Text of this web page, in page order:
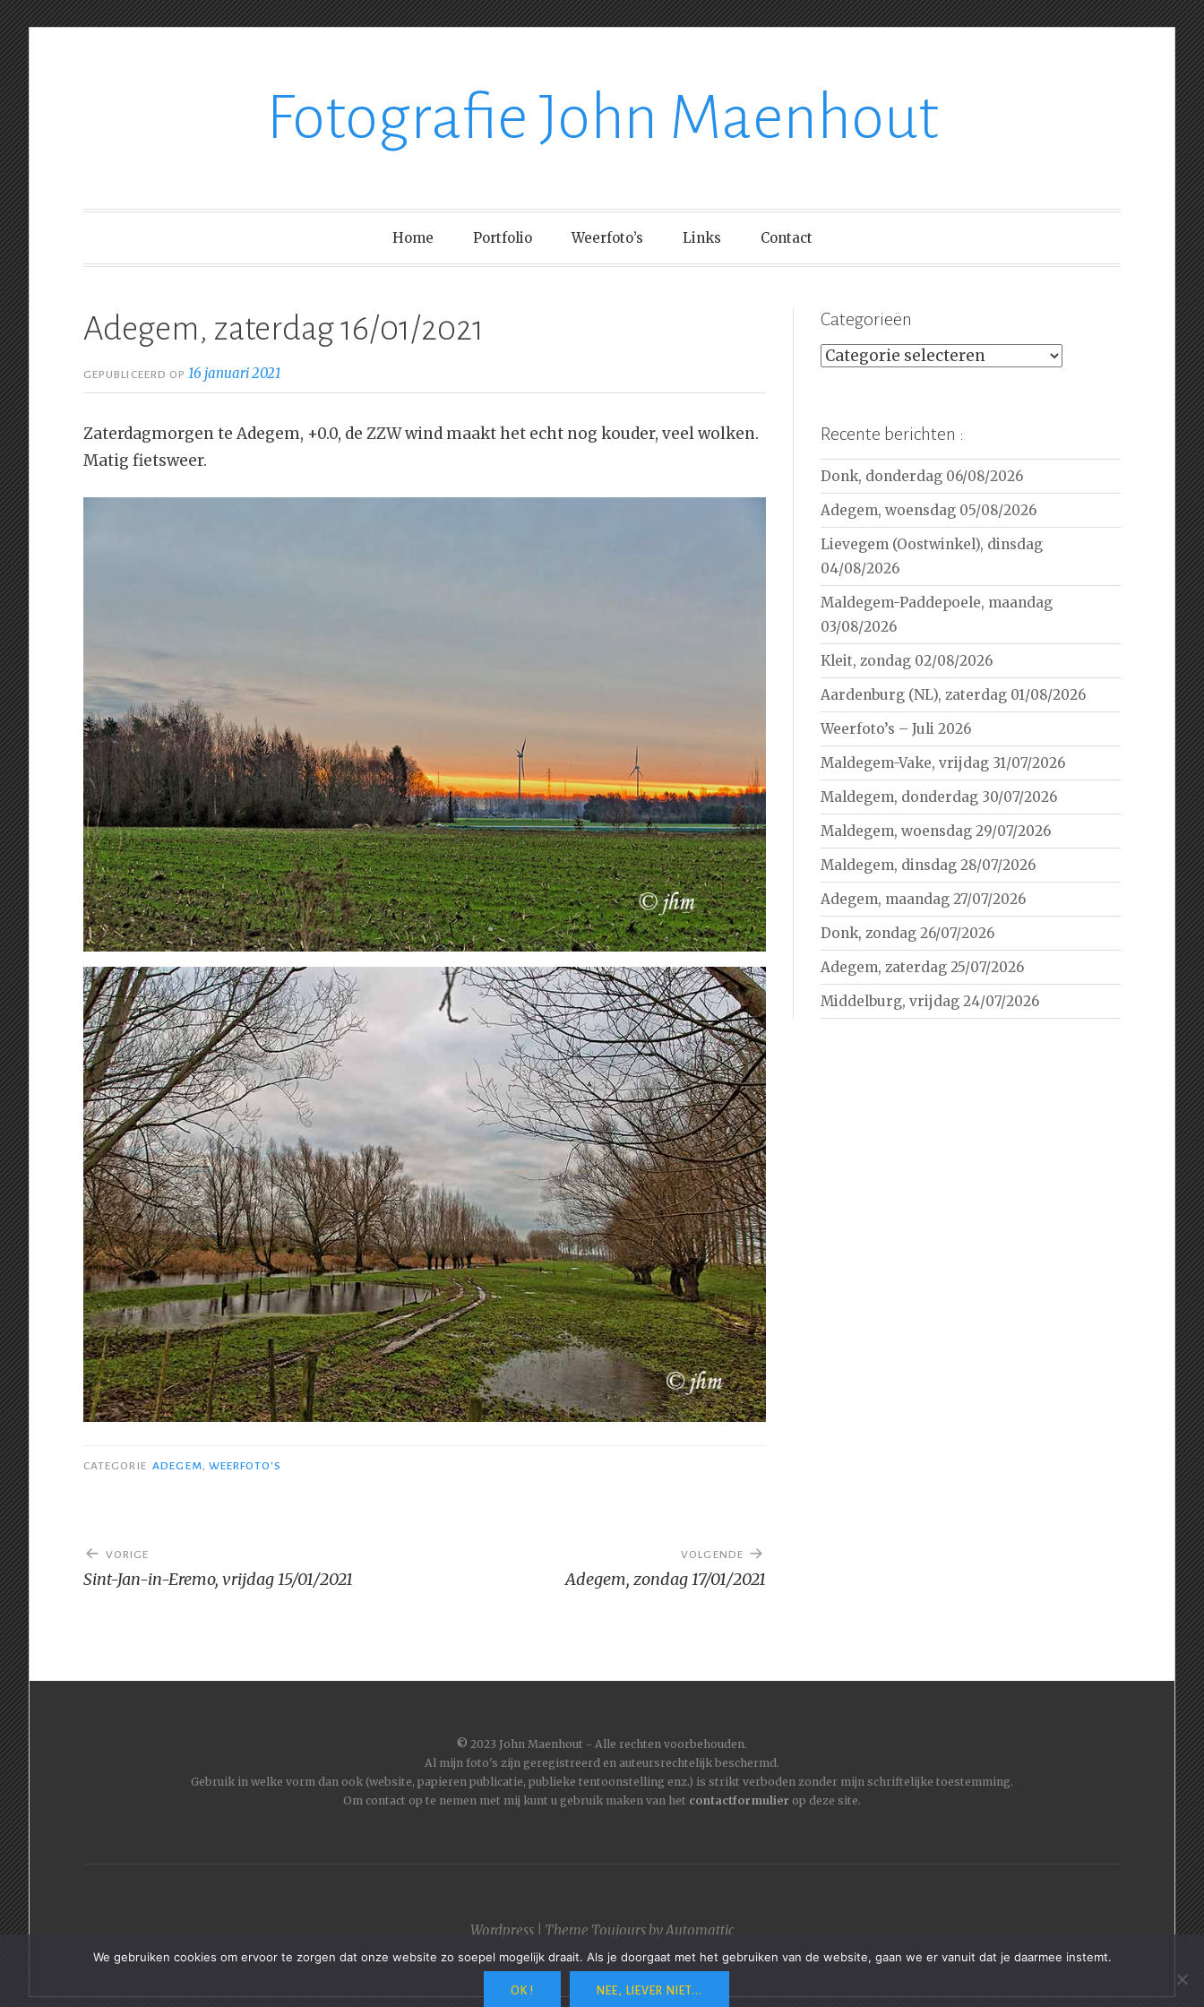
Fotografie John Maenhout
Home Portfolio Weerfoto’s Links Contact
Adegem, zaterdag 16/01/2021
GEPUBLICEERD OP16 januari 2021
Zaterdagmorgen te Adegem, +0.0, de ZZW wind maakt het echt nog kouder, veel wolken.
Matig fietsweer.
CATEGORIE ADEGEM, WEERFOTO'S
Bericht
navigatie
VORIGE
Sint-Jan-in-Eremo, vrijdag 15/01/2021
VOLGENDE
Adegem, zondag 17/01/2021
Categorieën
Categorieën
Recente berichten :
Donk, donderdag 06/08/2026
Adegem, woensdag 05/08/2026
Lievegem (Oostwinkel), dinsdag
04/08/2026
Maldegem-Paddepoele, maandag
03/08/2026
Kleit, zondag 02/08/2026
Aardenburg (NL), zaterdag 01/08/2026
Weerfoto’s – Juli 2026
Maldegem-Vake, vrijdag 31/07/2026
Maldegem, donderdag 30/07/2026
Maldegem, woensdag 29/07/2026
Maldegem, dinsdag 28/07/2026
Adegem, maandag 27/07/2026
Donk, zondag 26/07/2026
Adegem, zaterdag 25/07/2026
Middelburg, vrijdag 24/07/2026
© 2023 John Maenhout - Alle rechten voorbehouden.
Al mijn foto's zijn geregistreerd en auteursrechtelijk beschermd.
Gebruik in welke vorm dan ook (website, papieren publicatie, publieke tentoonstelling enz.) is strikt verboden zonder mijn schriftelijke toestemming.
Om contact op te nemen met mij kunt u gebruik maken van het contactformulier op deze site.
Wordpress| Theme ToujoursbyAutomattic
We gebruiken cookies om ervoor te zorgen dat onze website zo soepel mogelijk draait. Als je doorgaat met het gebruiken van de website, gaan we er vanuit dat je daarmee instemt.
OK ! NEE, LIEVER NIET...